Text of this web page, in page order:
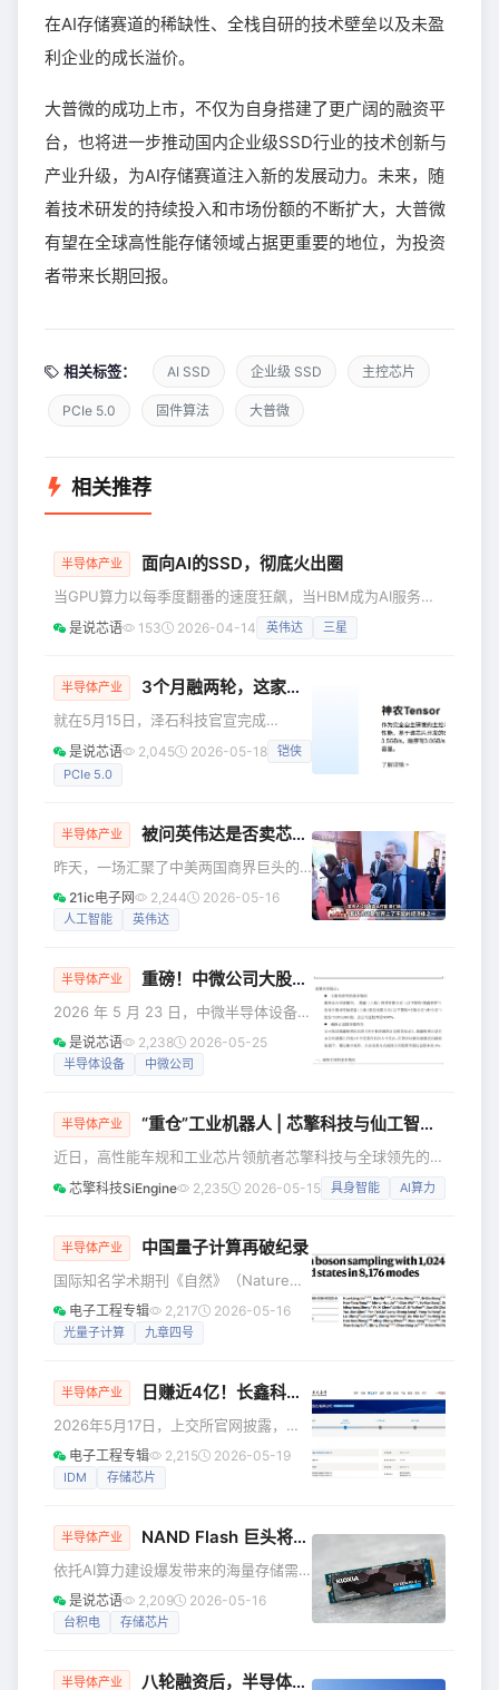
在AI存储赛道的稀缺性、全栈自研的技术壁垒以及未盈
利企业的成长溢价。
大普微的成功上市，不仅为自身搭建了更广阔的融资平
台，也将进一步推动国内企业级SSD行业的技术创新与
产业升级，为AI存储赛道注入新的发展动力。未来，随
着技术研发的持续投入和市场份额的不断扩大，大普微
有望在全球高性能存储领域占据更重要的地位，为投资
者带来长期回报。
相关标签： AI SSD 企业级 SSD 主控芯片
PCIe 5.0 固件算法 大普微
相关推荐
半导体产业 面向AI的SSD，彻底火出圈
当GPU算力以每季度翻番的速度狂飙，当HBM成为AI服务器
的“硬通货”，一块被严重低估的核心部件——面向AI工作负载
一局面的关键成因。 | HBM、HDD，均不是最优解 先看
**HBM**，随着GPU算力的爆发式增长，本质上是“数据处理
能力”的指数级提升。从单卡到集群，从百亿参数到万亿参
是说芯语 153 2026-04-14 英伟达 三星
半导体产业 3个月融两轮，这家存储“隐形冠军”为何被资本追投？
就在5月15日，泽石科技官宣完成
C+++轮融资。距离它上一次公布C++轮
融资，仅仅过去了不到两个月。 这轮追
创业投资基金。资金将用于核心技术研
发、产能扩张及市场生态深化。至此，
这家公司的C+轮融资圆满收官，正式迈
入下一发展阶段。 | 为什么资本愿意密
集加注？ 2017年，泽石科技由中科院微
垒赛道，
是说芯语 2,045 2026-05-18
铠侠
PCIe 5.0
半导体产业 被问英伟达是否卖芯片给华为，黄仁勋回应很微妙
昨天，一场汇聚了中美两国商界巨头的
会谈结束后。 英伟达创始人兼CEO黄仁
勋在随行人员的陪同下走出会场，立刻
伟达会向华为出售芯片吗？ ” 现场瞬间
仁勋脸上。 只见他明显愣了一下，脸上
掠过一丝错愕，随后是短暂的沉默。 他
微微侧头，仿佛在确认自己是否听错了
带着一种
21ic电子网 2,244 2026-05-16
人工智能 英伟达
半导体产业 重磅！中微公司大股东、核心高管减持
2026 年 5 月 23 日，中微半导体设备
（上海）股份有限公司（证券代码：
688012，证券简称：中微公司）同日连
减持计划，减持窗口期均为 2026 年 6
总股本 2.036%。 | 大股东巽鑫投资：年
内第三次减持，拟再抛 2% 股份 公告显
是说芯语 2,238 2026-05-25
半导体设备 中微公司
半导体产业 “重仓”工业机器人 | 芯擎科技与仙工智能达成战略合作，共筑智能体“超级大脑”
近日，高性能车规和工业芯片领航者芯擎科技与全球领先的平
台型具身智能机器人公司仙工智能正式签署战略合作协议。双
方将围绕工业自动化和具身智能领域，联合构建“车规级芯片
能、高可靠、可快速落地的智能机器人解决方案。 本次合作
中，芯擎科技依托“龍鹰“系列智能座舱芯片、”星辰“系列高阶
辅助驾驶芯片、“天工”系列AI加速芯片，以及全新的“龍鹰二
号”AI舱
芯擎科技SiEngine 2,235 2026-05-15 具身智能 AI算力
半导体产业 中国量子计算再破纪录
国际知名学术期刊《自然》（Nature）
今日在线发表中国科学技术大学潘建
伟、陆朝阳、张强、刘乃乐研究团队联
验室、国家并行计算机工程技术研究中
量子计算原型机“九章四号”成功研制，首
次操纵和探测高达3050个光子的量子
态，再度刷新光量子信息技术世界纪
优越性”。 2
电子工程专辑 2,217 2026-05-16
光量子计算 九章四号
半导体产业 日赚近4亿！长鑫科技IPO重启
2026年5月17日，上交所官网披露，长
鑫科技集团股份有限公司（以下简称“长
鑫科技”）科创板IPO审核状态由“中止”恢
司补充2025年年报及2026年一季度经
报道，长鑫科技本次科创板IPO拟募集资
金295亿元，为科创板开板以来募资规模
第二大项目。资金将投向存储器晶圆制
电子工程专辑 2,215 2026-05-19
IDM 存储芯片
半导体产业 NAND Flash 巨头将赴美IPO！
依托AI算力建设爆发带来的海量存储需
求，全球NAND Flash龙头日本铠侠
（Kioxia）迎来业绩与估值双重爆发，创
美股上市，计划通过发行美国存托股份
是说芯语 2,209 2026-05-16
台积电 存储芯片
半导体产业 八轮融资后，半导体零部件企业再获资本加持